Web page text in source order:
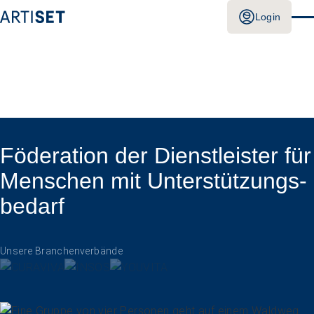
Login
Föderation der Dienstleister für
Menschen mit Unterstützungs­
bedarf
Unsere Branchenverbände